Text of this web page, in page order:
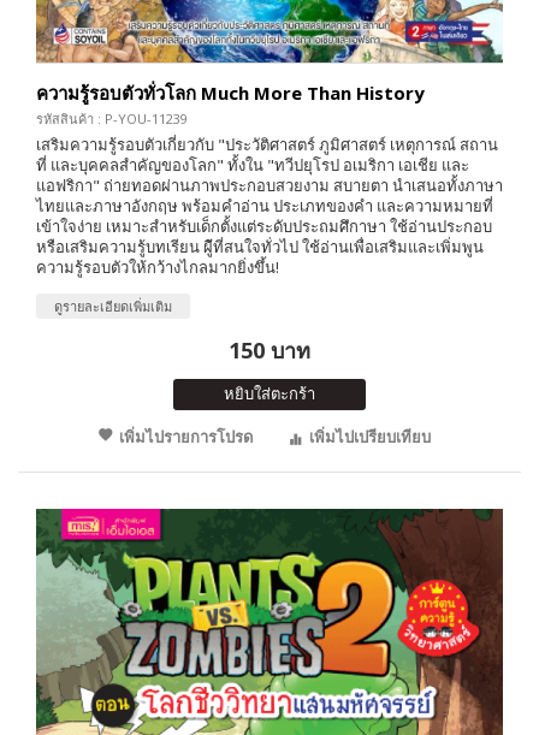
ความรู้รอบตัวทั่วโลก Much More Than History
รหัสสินค้า : P-YOU-11239
เสริมความรู้รอบตัวเกี่ยวกับ "ประวัติศาสตร์ ภูมิศาสตร์ เหตุการณ์ สถาน
ที่ และบุคคลสำคัญของโลก" ทั้งใน "ทวีปยุโรป อเมริกา เอเชีย และ
แอฟริกา" ถ่ายทอดผ่านภาพประกอบสวยงาม สบายตา นำเสนอทั้งภาษา
ไทยและภาษาอังกฤษ พร้อมคำอ่าน ประเภทของคำ และความหมายที่
เข้าใจง่าย เหมาะสำหรับเด็กตั้งแต่ระดับประถมศึกาษา ใช้อ่านประกอบ
หรือเสริมความรู้บทเรียน ผู้ีที่สนใจทั่วไป ใช้อ่านเพื่อเสริมและเพิ่มพูน
ความรู้รอบตัวให้กว้างไกลมากยิ่งขึ้น!
ดูรายละเอียดเพิ่มเติม
150 บาท
หยิบใส่ตะกร้า
เพิ่มไปรายการโปรด
เพิ่มไปเปรียบเทียบ